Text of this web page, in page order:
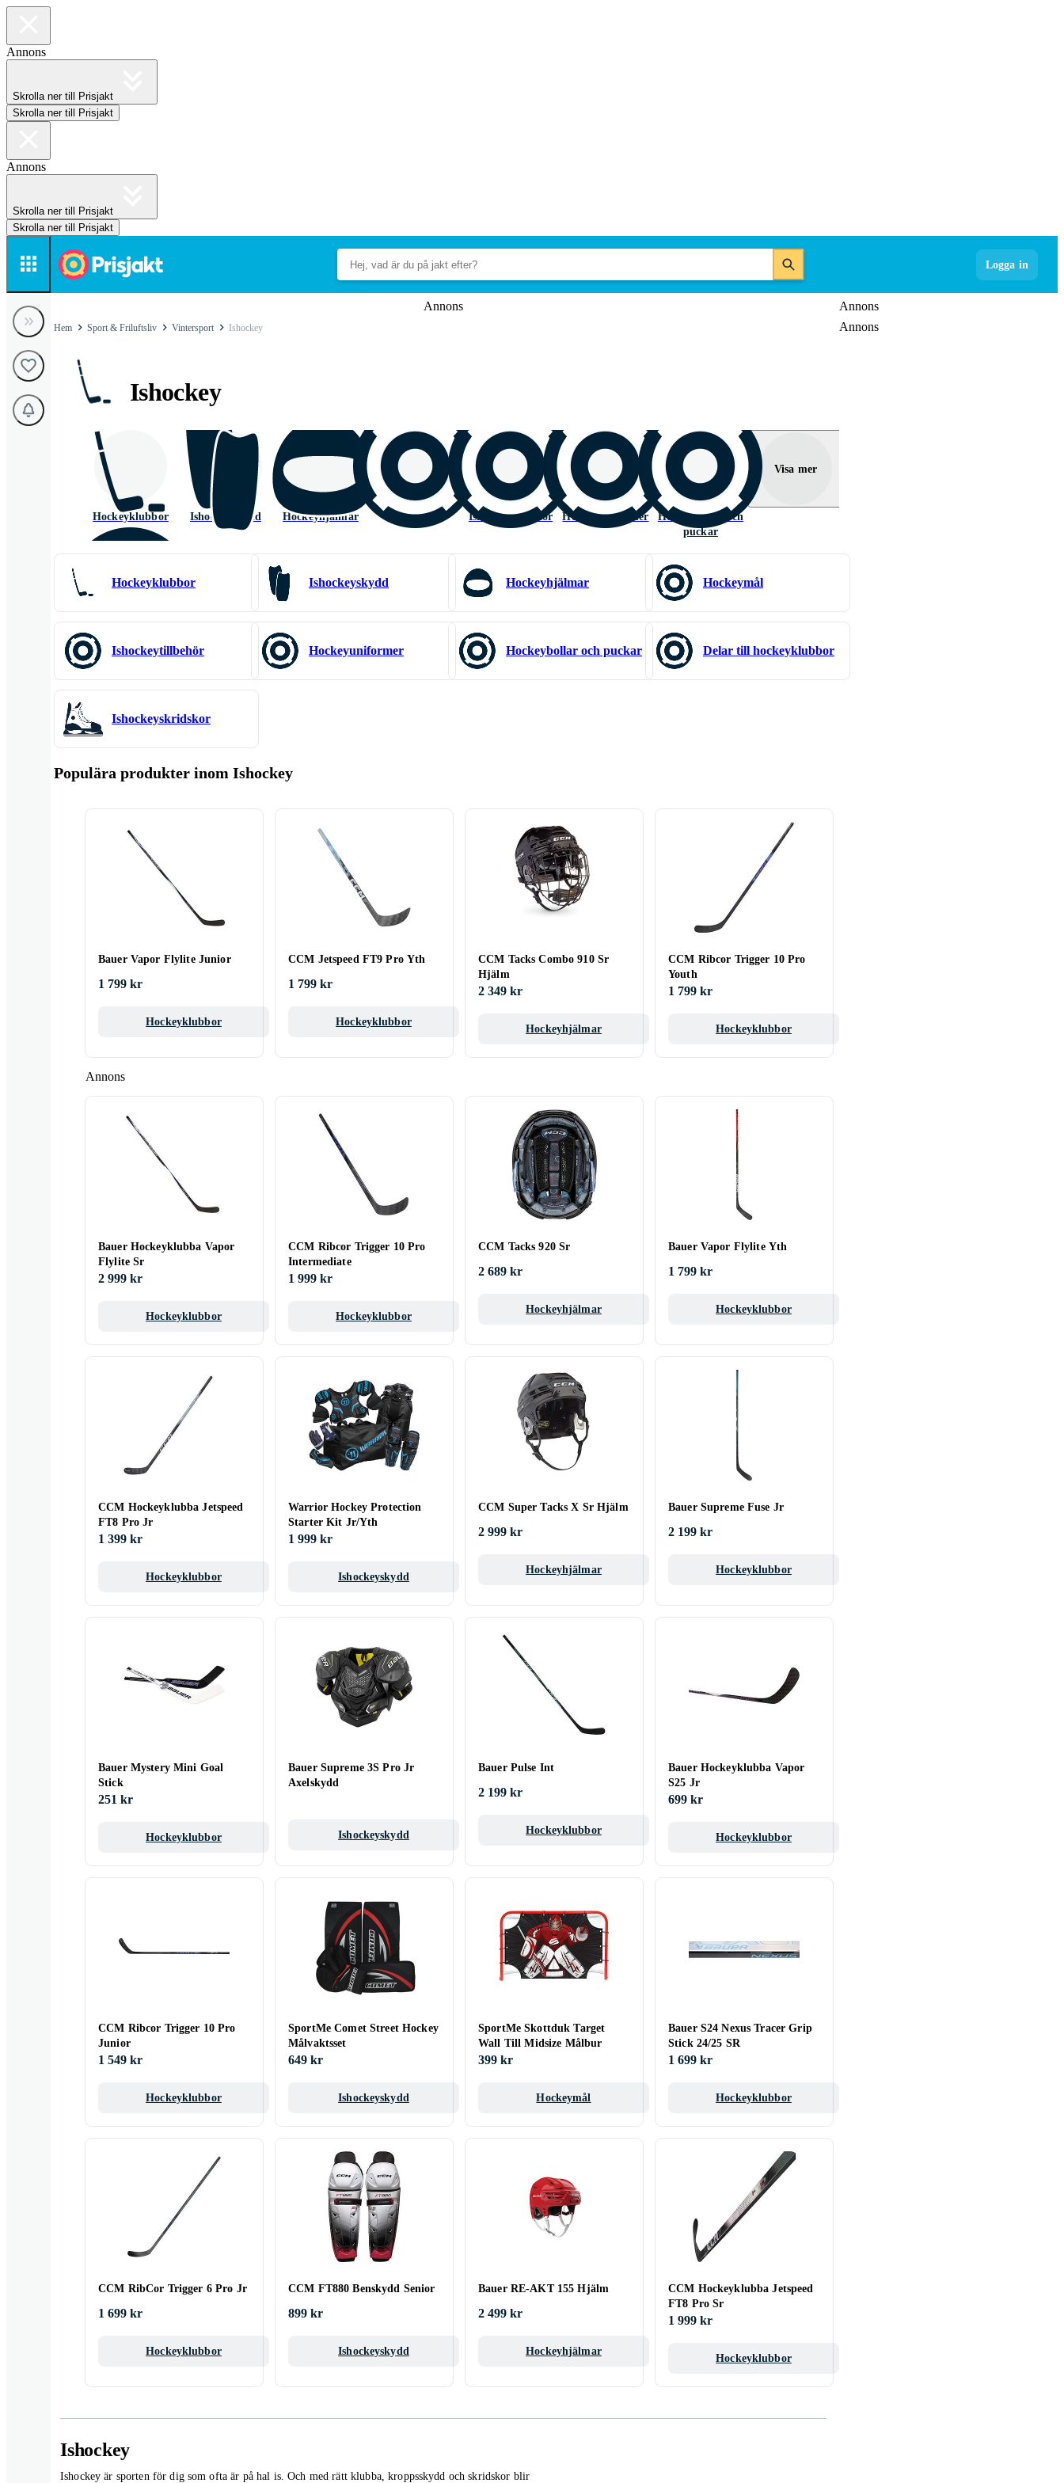
Annons
Skrolla ner till Prisjakt
Skrolla ner till Prisjakt
Annons
Skrolla ner till Prisjakt
Skrolla ner till Prisjakt
Logga in
Annons
Annons
Annons
Hem Sport & Friluftsliv Vintersport Ishockey
Ishockey
Visa mer
Hockeyklubbor Ishockeyskydd Hockeyhjälmar Hockeymål Ishockeytillbehör Hockeyuniformer
Hockeybollar och
puckar
hockeyklubbor
Ishockeyskridskor
Hockeyklubbor Ishockeyskydd Hockeyhjälmar Hockeymål
Ishockeytillbehör Hockeyuniformer Hockeybollar och puckar Delar till hockeyklubbor
Ishockeyskridskor
Populära produkter inom Ishockey
Annons
Bauer Vapor Flylite Junior
1 799 kr
Hockeyklubbor
CCM Jetspeed FT9 Pro Yth
1 799 kr
Hockeyklubbor
CCM Tacks Combo 910 Sr
Hjälm
2 349 kr
Hockeyhjälmar
CCM Ribcor Trigger 10 Pro
Youth
1 799 kr
Hockeyklubbor
Bauer Hockeyklubba Vapor
Flylite Sr
2 999 kr
Hockeyklubbor
CCM Ribcor Trigger 10 Pro
Intermediate
1 999 kr
Hockeyklubbor
CCM Tacks 920 Sr
2 689 kr
Hockeyhjälmar
Bauer Vapor Flylite Yth
1 799 kr
Hockeyklubbor
CCM Hockeyklubba Jetspeed
FT8 Pro Jr
1 399 kr
Hockeyklubbor
Warrior Hockey Protection
Starter Kit Jr/Yth
1 999 kr
Ishockeyskydd
CCM Super Tacks X Sr Hjälm
2 999 kr
Hockeyhjälmar
Bauer Supreme Fuse Jr
2 199 kr
Hockeyklubbor
Bauer Mystery Mini Goal
Stick
251 kr
Hockeyklubbor
Bauer Supreme 3S Pro Jr
Axelskydd
Ishockeyskydd
Bauer Pulse Int
2 199 kr
Hockeyklubbor
Bauer Hockeyklubba Vapor
S25 Jr
699 kr
Hockeyklubbor
CCM Ribcor Trigger 10 Pro
Junior
1 549 kr
Hockeyklubbor
SportMe Comet Street Hockey
Målvaktsset
649 kr
Ishockeyskydd
SportMe Skottduk Target
Wall Till Midsize Målbur
399 kr
Hockeymål
Bauer S24 Nexus Tracer Grip
Stick 24/25 SR
1 699 kr
Hockeyklubbor
CCM RibCor Trigger 6 Pro Jr
1 699 kr
Hockeyklubbor
CCM FT880 Benskydd Senior
899 kr
Ishockeyskydd
Bauer RE-AKT 155 Hjälm
2 499 kr
Hockeyhjälmar
CCM Hockeyklubba Jetspeed
FT8 Pro Sr
1 999 kr
Hockeyklubbor
Ishockey
Ishockey är sporten för dig som ofta är på hal is. Och med rätt klubba, kroppsskydd och skridskor blir